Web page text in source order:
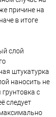
причине на
в итоге
слой
штукатурка
наносить не
с
следует